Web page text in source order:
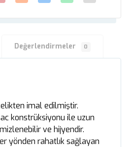
Değerlendirmeler 0
imal edilmiştir.
konstrüksiyonu ile uzun
ve hijyendir.
yönden rahatlık sağlayan